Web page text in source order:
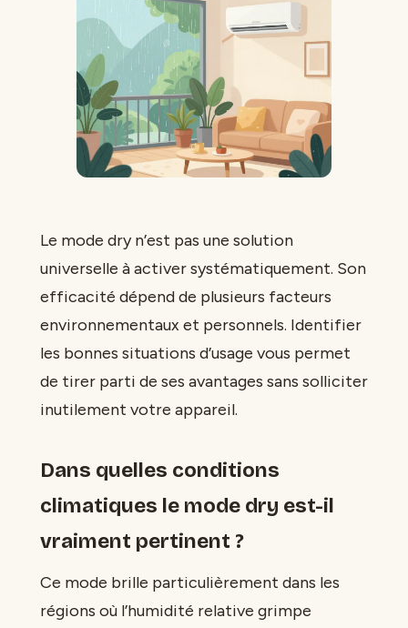
Le mode dry n’est pas une solution
universelle à activer systématiquement. Son
efficacité dépend de plusieurs facteurs
environnementaux et personnels. Identifier
les bonnes situations d’usage vous permet
de tirer parti de ses avantages sans solliciter
inutilement votre appareil.
Dans quelles conditions
climatiques le mode dry est-il
vraiment pertinent ?
Ce mode brille particulièrement dans les
régions où l’humidité relative grimpe